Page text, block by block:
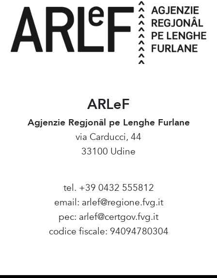
ARLeF
Agjenzie Regjonâl pe Lenghe Furlane
via Carducci, 44
33100 Udine
tel. +39 0432 555812
email: arlef@regione.fvg.it
pec: arlef@certgov.fvg.it
codice fiscale: 94094780304